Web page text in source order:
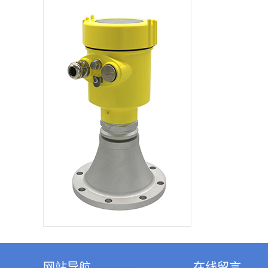
取到真实物位回波▲
动的情况下也能获得
更优的性能▲ 26GHz
频率，是测量固体和
低介电常数介质的最
佳选择2 . 公司信息北
京精诚瑞博仪表有限
公司价格合理 质量
硬 服务一流专业生
电话：400-6616-819